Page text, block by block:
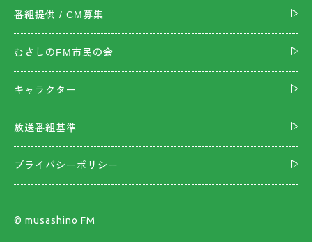
番組提供 / CM募集
むさしのFM市民の会
キャラクター
放送番組基準
プライバシーポリシー
©︎ musashino FM